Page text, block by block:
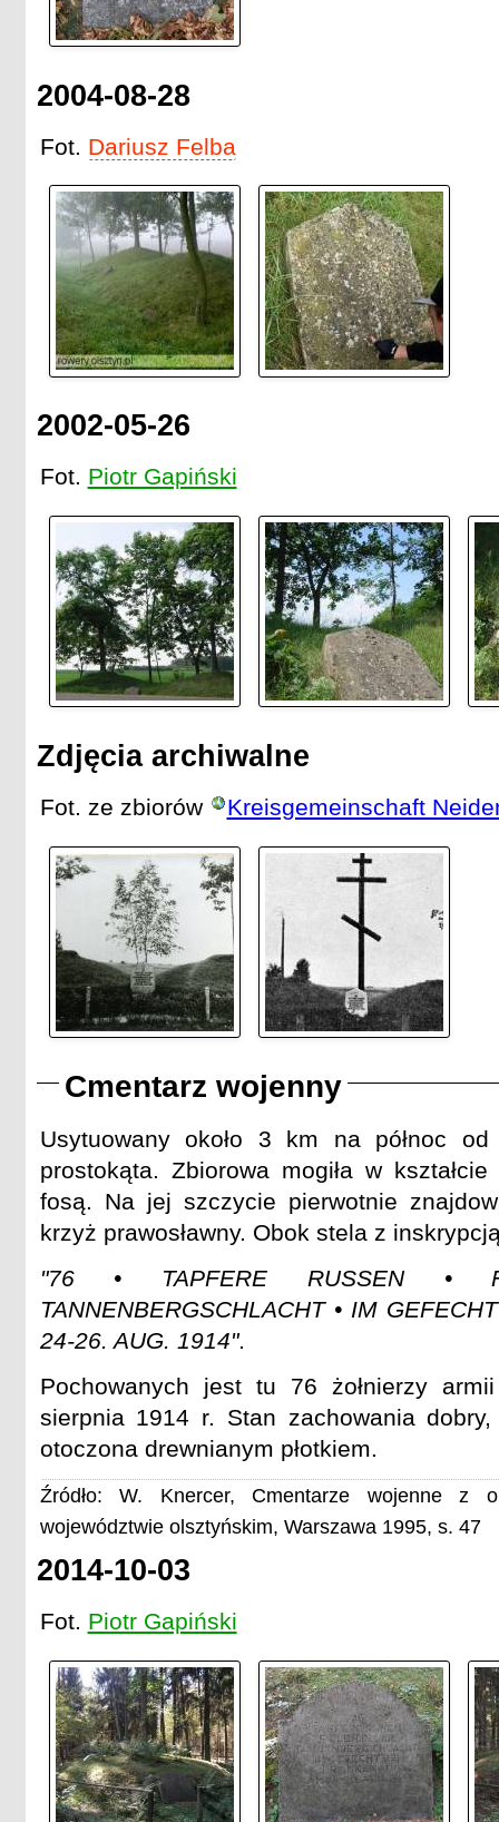
2004-08-28
Fot. Dariusz Felba
2002-05-26
Fot. Piotr Gapiński
Zdjęcia archiwalne
Fot. ze zbiorów Kreisgemeinschaft
Cmentarz wojenny
Usytuowany około 3 km na północ
prostokąta. Zbiorowa mogiła w
fosą. Na jej szczycie pierwotnie
krzyż prawosławny. Obok stela z
"76 • TAPFERE RUSSEN •
TANNENBERGSCHLACHT • IM
24-26. AUG. 1914".
Pochowanych jest tu 76 żołnierzy
sierpnia 1914 r. Stan zachowania dobry,
otoczona drewnianym płotkiem.
Źródło: W. Knercer, Cmentarze wojenne z
województwie olsztyńskim, Warszawa 1995, s. 47
2014-10-03
Fot. Piotr Gapiński